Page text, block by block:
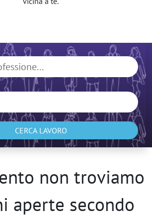
CERCA LAVORO
non troviamo
aperte secondo